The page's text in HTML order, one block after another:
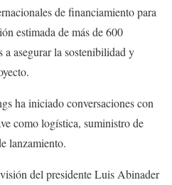
de financiamiento para
estimada de más de 600
asegurar la sostenibilidad y
ha iniciado conversaciones con
como logística, suministro de
lanzamiento.
del presidente Luis Abinader